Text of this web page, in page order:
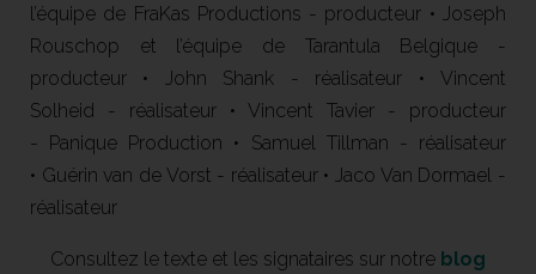
l’équipe de FraKas Productions - producteur • Joseph
Rouschop et l’équipe de Tarantula Belgique -
producteur • John Shank - réalisateur • Vincent
Solheid - réalisateur • Vincent Tavier - producteur
- Panique Production • Samuel Tillman - réalisateur
• Guérin van de Vorst - réalisateur • Jaco Van Dormael -
réalisateur
Consultez le texte et les signataires sur notre blog